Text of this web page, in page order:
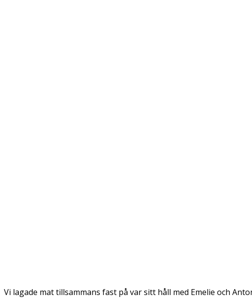
Vi lagade mat tillsammans fast på var sitt håll med Emelie och